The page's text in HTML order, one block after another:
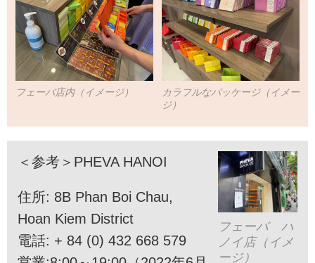
カラフルなパッケージ（イメー
ジ）
フェーバ店内（イメージ）
フェーバ ハ
ノイ店（イメ
ージ）
＜参考＞PHEVA HANOI
住所: 8B Phan Boi Chau,
Hoan Kiem District
電話: + 84 (0) 432 668 579